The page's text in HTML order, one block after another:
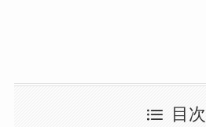
目次